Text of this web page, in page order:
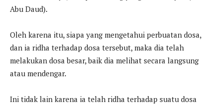
Abu Daud).
Oleh karena itu, siapa yang mengetahui perbuatan dosa,
dan ia ridha terhadap dosa tersebut, maka dia telah
melakukan dosa besar, baik dia melihat secara langsung
atau mendengar.
Ini tidak lain karena ia telah ridha terhadap suatu dosa